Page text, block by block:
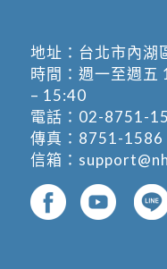
地址： 台北市內湖
時間：週一至週
– 15:40
電話： 02-8751-
傳真：8751-1586
信箱：